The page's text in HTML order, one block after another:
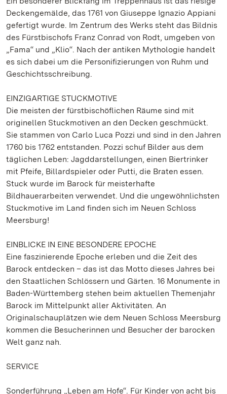
Deckengemälde, das 1761 von Giuseppe Ignazio Appiani
gefertigt wurde. Im Zentrum des Werks steht das Bildnis
des Fürstbischofs Franz Conrad von Rodt, umgeben von
„Fama“ und „Klio“. Nach der antiken Mythologie handelt
es sich dabei um die Personifizierungen von Ruhm und
Geschichtsschreibung.
EINZIGARTIGE STUCKMOTIVE
Die meisten der fürstbischöflichen Räume sind mit
originellen Stuckmotiven an den Decken geschmückt.
Sie stammen von Carlo Luca Pozzi und sind in den Jahren
1760 bis 1762 entstanden. Pozzi schuf Bilder aus dem
täglichen Leben: Jagddarstellungen, einen Biertrinker
mit Pfeife, Billardspieler oder Putti, die Braten essen.
Stuck wurde im Barock für meisterhafte
Bildhauerarbeiten verwendet. Und die ungewöhnlichsten
Stuckmotive im Land finden sich im Neuen Schloss
Meersburg!
EINBLICKE IN EINE BESONDERE EPOCHE
Eine faszinierende Epoche erleben und die Zeit des
Barock entdecken – das ist das Motto dieses Jahres bei
den Staatlichen Schlössern und Gärten. 16 Monumente in
Baden-Württemberg stehen beim aktuellen Themenjahr
Barock im Mittelpunkt aller Aktivitäten. An
Originalschauplätzen wie dem Neuen Schloss Meersburg
kommen die Besucherinnen und Besucher der barocken
Welt ganz nah.
SERVICE
Sonderführung „Leben am Hofe“. Für Kinder von acht bis